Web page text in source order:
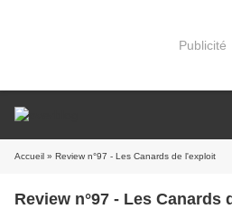
Publicité
Accueil » Review n°97 - Les Canards de l'exploit
Review n°97 - Les Canards